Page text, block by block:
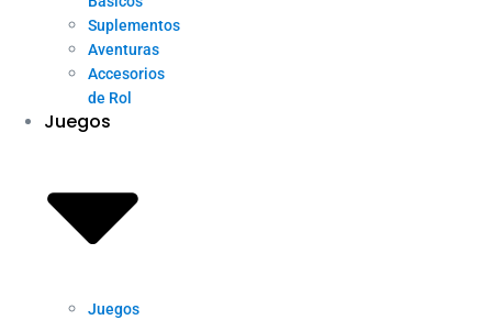
Suplementos
Aventuras
Accesorios
de Rol
Juegos
Juegos